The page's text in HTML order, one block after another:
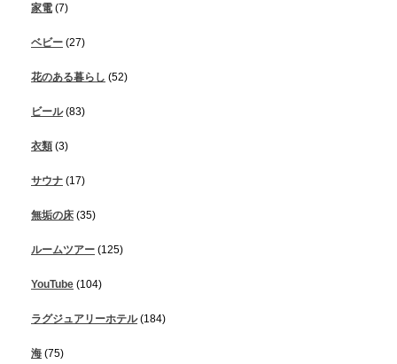
家電 (7)
ベビー (27)
花のある暮らし (52)
ビール(83)
衣類 (3)
サウナ (17)
無垢の床 (35)
ルームツアー (125)
YouTube (104)
ラグジュアリーホテル(184)
海 (75)